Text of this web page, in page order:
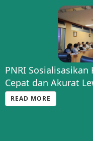
PNRI
Cepat dan Akurat
READ MORE